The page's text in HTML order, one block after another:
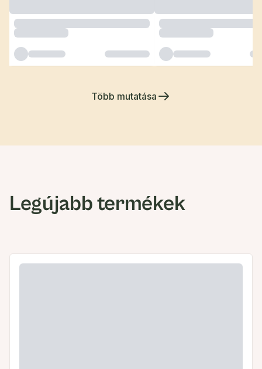
Több mutatása
Legújabb termékek